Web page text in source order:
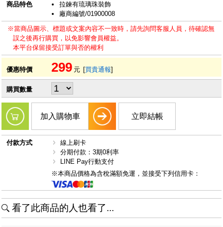
商品特色
拉鍊有琉璃珠裝飾
廠商編號/01900008
※當商品圖示、標題或文案內容不一致時，請先詢問客服人員，待確認無
誤之後再行購買，以免影響會員權益。
本平台保留接受訂單與否的權利
優惠特價 299 元 [買貴通報]
購買數量
加入購物車 立即結帳
付款方式
線上刷卡
分期付款：3期0利率
LINE Pay行動支付
※本商品價格為含稅滿額免運，並接受下列信用卡：
看了此商品的人也看了...